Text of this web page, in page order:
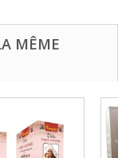
MÊME